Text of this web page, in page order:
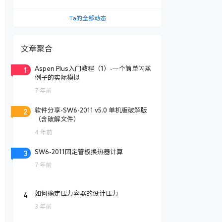
Ta的全部动态
文章聚合
1
Aspen Plus入门教程（1）-一个简单闪蒸
例子的实际模拟
7 年前
2
软件分享-SW6-2011 v5.0 单机版破解版
（含破解文件）
4 年前
3 SW6-2011固定管板换热器计算
7 年前
4 如何确定压力容器的设计压力
3 年前